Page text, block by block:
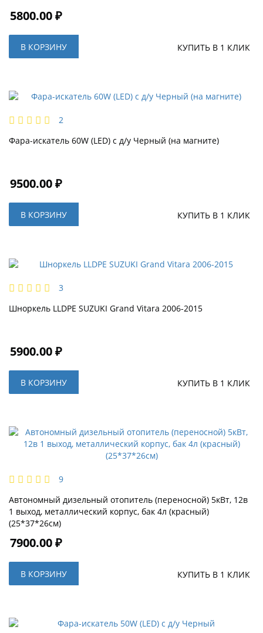
5800.00 ₽
В КОРЗИНУ КУПИТЬ В 1 КЛИК
2
Фара-искатель 60W (LED) с д/у Черный (на магните)
9500.00 ₽
В КОРЗИНУ КУПИТЬ В 1 КЛИК
3
Шноркель LLDPE SUZUKI Grand Vitara 2006-2015
5900.00 ₽
В КОРЗИНУ КУПИТЬ В 1 КЛИК
9
Автономный дизельный отопитель (переносной) 5кВт, 12в
1 выход, металлический корпус, бак 4л (красный)
(25*37*26см)
7900.00 ₽
В КОРЗИНУ КУПИТЬ В 1 КЛИК